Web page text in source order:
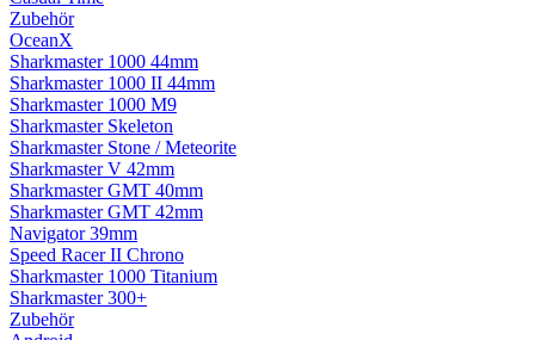
Zubehör
OceanX
Sharkmaster 1000 44mm
Sharkmaster 1000 II 44mm
Sharkmaster 1000 M9
Sharkmaster Skeleton
Sharkmaster Stone / Meteorite
Sharkmaster V 42mm
Sharkmaster GMT 40mm
Sharkmaster GMT 42mm
Navigator 39mm
Speed Racer II Chrono
Sharkmaster 1000 Titanium
Sharkmaster 300+
Zubehör